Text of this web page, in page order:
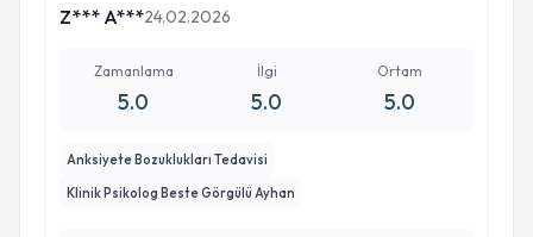
Z*** A***24.02.2026
Zamanlama
5.0
İlgi
5.0
Ortam
5.0
Anksiyete Bozuklukları Tedavisi
Klinik Psikolog Beste Görgülü Ayhan